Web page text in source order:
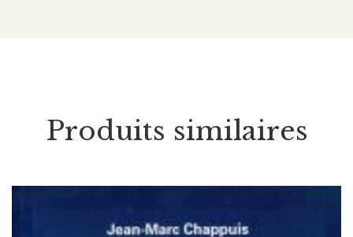
Produits similaires